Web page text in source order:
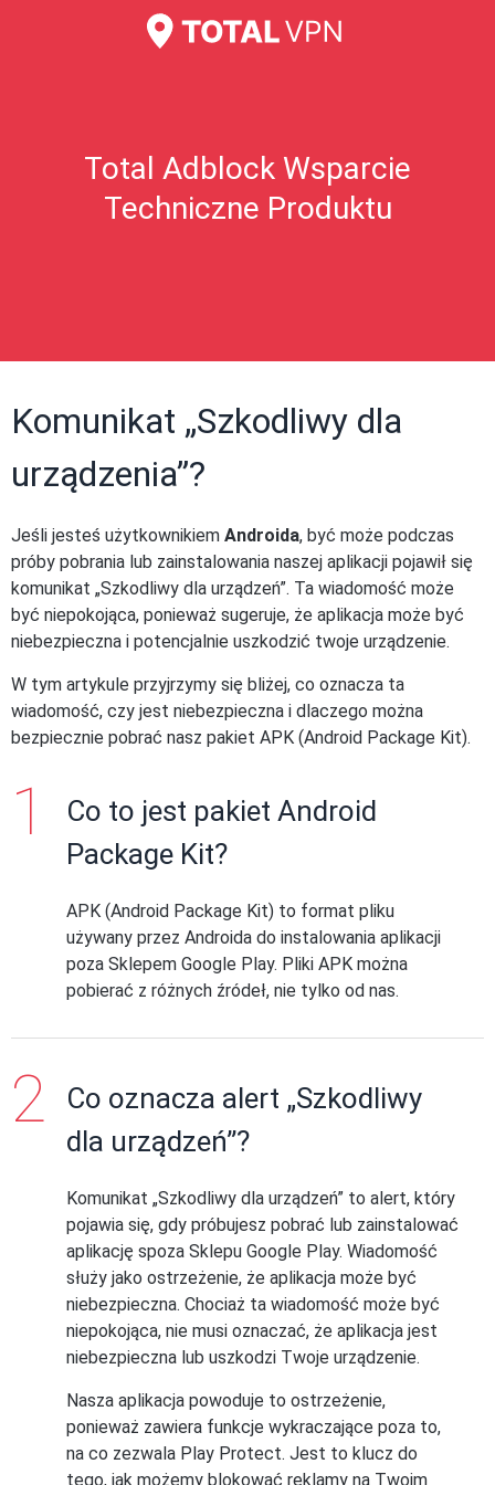
Total Adblock Wsparcie
Techniczne Produktu
Komunikat „Szkodliwy dla
urządzenia”?
Jeśli jesteś użytkownikiem Androida, być może podczas
próby pobrania lub zainstalowania naszej aplikacji pojawił się
komunikat „Szkodliwy dla urządzeń”. Ta wiadomość może
być niepokojąca, ponieważ sugeruje, że aplikacja może być
niebezpieczna i potencjalnie uszkodzić twoje urządzenie.
W tym artykule przyjrzymy się bliżej, co oznacza ta
wiadomość, czy jest niebezpieczna i dlaczego można
bezpiecznie pobrać nasz pakiet APK (Android Package Kit).
Co to jest pakiet Android
Package Kit?
APK (Android Package Kit) to format pliku
używany przez Androida do instalowania aplikacji
poza Sklepem Google Play. Pliki APK można
pobierać z różnych źródeł, nie tylko od nas.
Co oznacza alert „Szkodliwy
dla urządzeń”?
Komunikat „Szkodliwy dla urządzeń” to alert, który
pojawia się, gdy próbujesz pobrać lub zainstalować
aplikację spoza Sklepu Google Play. Wiadomość
służy jako ostrzeżenie, że aplikacja może być
niebezpieczna. Chociaż ta wiadomość może być
niepokojąca, nie musi oznaczać, że aplikacja jest
niebezpieczna lub uszkodzi Twoje urządzenie.
Nasza aplikacja powoduje to ostrzeżenie,
ponieważ zawiera funkcje wykraczające poza to,
na co zezwala Play Protect. Jest to klucz do
tego, jak możemy blokować reklamy na Twoim